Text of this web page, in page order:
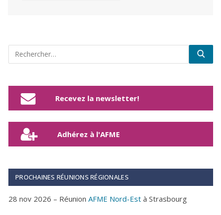
Recevez la newsletter!
Adhérez à l'AFME
PROCHAINES RÉUNIONS RÉGIONALES
28 nov 2026 – Réunion AFME Nord-Est à Strasbourg